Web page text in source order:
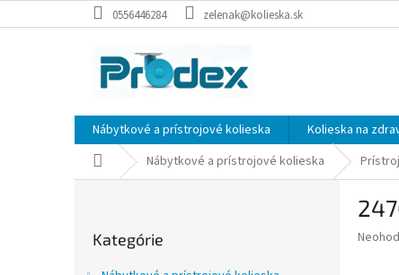
na
0556446284 zelenak@kolieska.sk
Nábytkové a prístrojové kolieska Kolieska na
DomovNábytkové a prístrojové kolieska
kategórie
Kategórie